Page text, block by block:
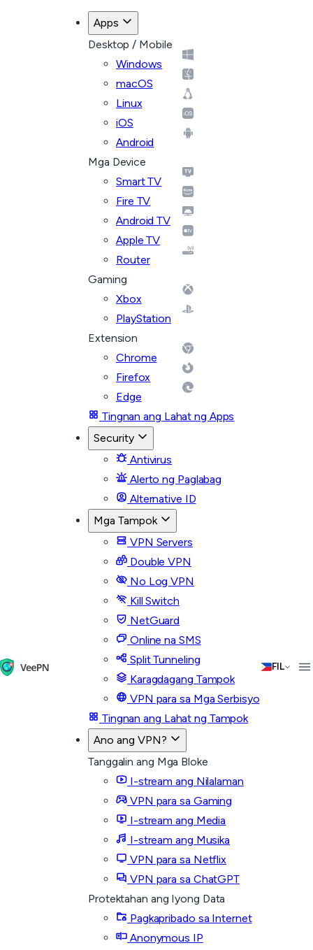
Apps
Desktop / Mobile
Windows
macOS
Linux
iOS
Android
Mga Device
Smart TV
Fire TV
Android TV
Apple TV
Router
Gaming
Xbox
PlayStation
Extension
Chrome
Firefox
Edge
Tingnan ang Lahat ng Apps
Security
Antivirus
Alerto ng Paglabag
Alternative ID
Mga Tampok
VPN Servers
Double VPN
No Log VPN
Kill Switch
NetGuard
Online na SMS
Split Tunneling
Karagdagang Tampok
VPN para sa Mga Serbisyo
Tingnan ang Lahat ng Tampok
Ano ang VPN?
Tanggalin ang Mga Bloke
I-stream ang Nilalaman
VPN para sa Gaming
I-stream ang Media
I-stream ang Musika
VPN para sa Netflix
VPN para sa ChatGPT
Protektahan ang Iyong Data
Pagkapribado sa Internet
Anonymous IP
FIL